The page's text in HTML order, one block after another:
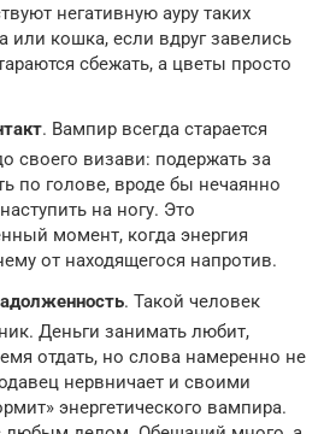
негативную ауру таких
или кошка, если вдруг завелись
сбежать, а цветы просто
. Вампир всегда старается
своего визави: подержать за
по голове, вроде бы нечаянно
на ногу. Это
момент, когда энергия
от находящегося напротив.
. Такой человек
Деньги занимать любит,
отдать, но слова намеренно не
нервничает и своими
энергетического вампира.